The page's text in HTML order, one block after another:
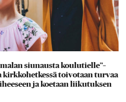
siunausta koulutielle”–
kirkkohetkessä toivotaan turvaa
ja koetaan liikutuksen